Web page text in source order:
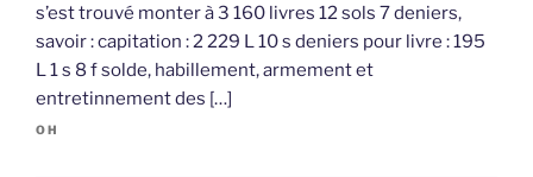
s’est trouvé monter à 3 160 livres 12 sols 7 deniers,
savoir : capitation : 2 229 L 10 s deniers pour livre : 195
L 1 s 8 f solde, habillement, armement et
entretinnement des […]
OH